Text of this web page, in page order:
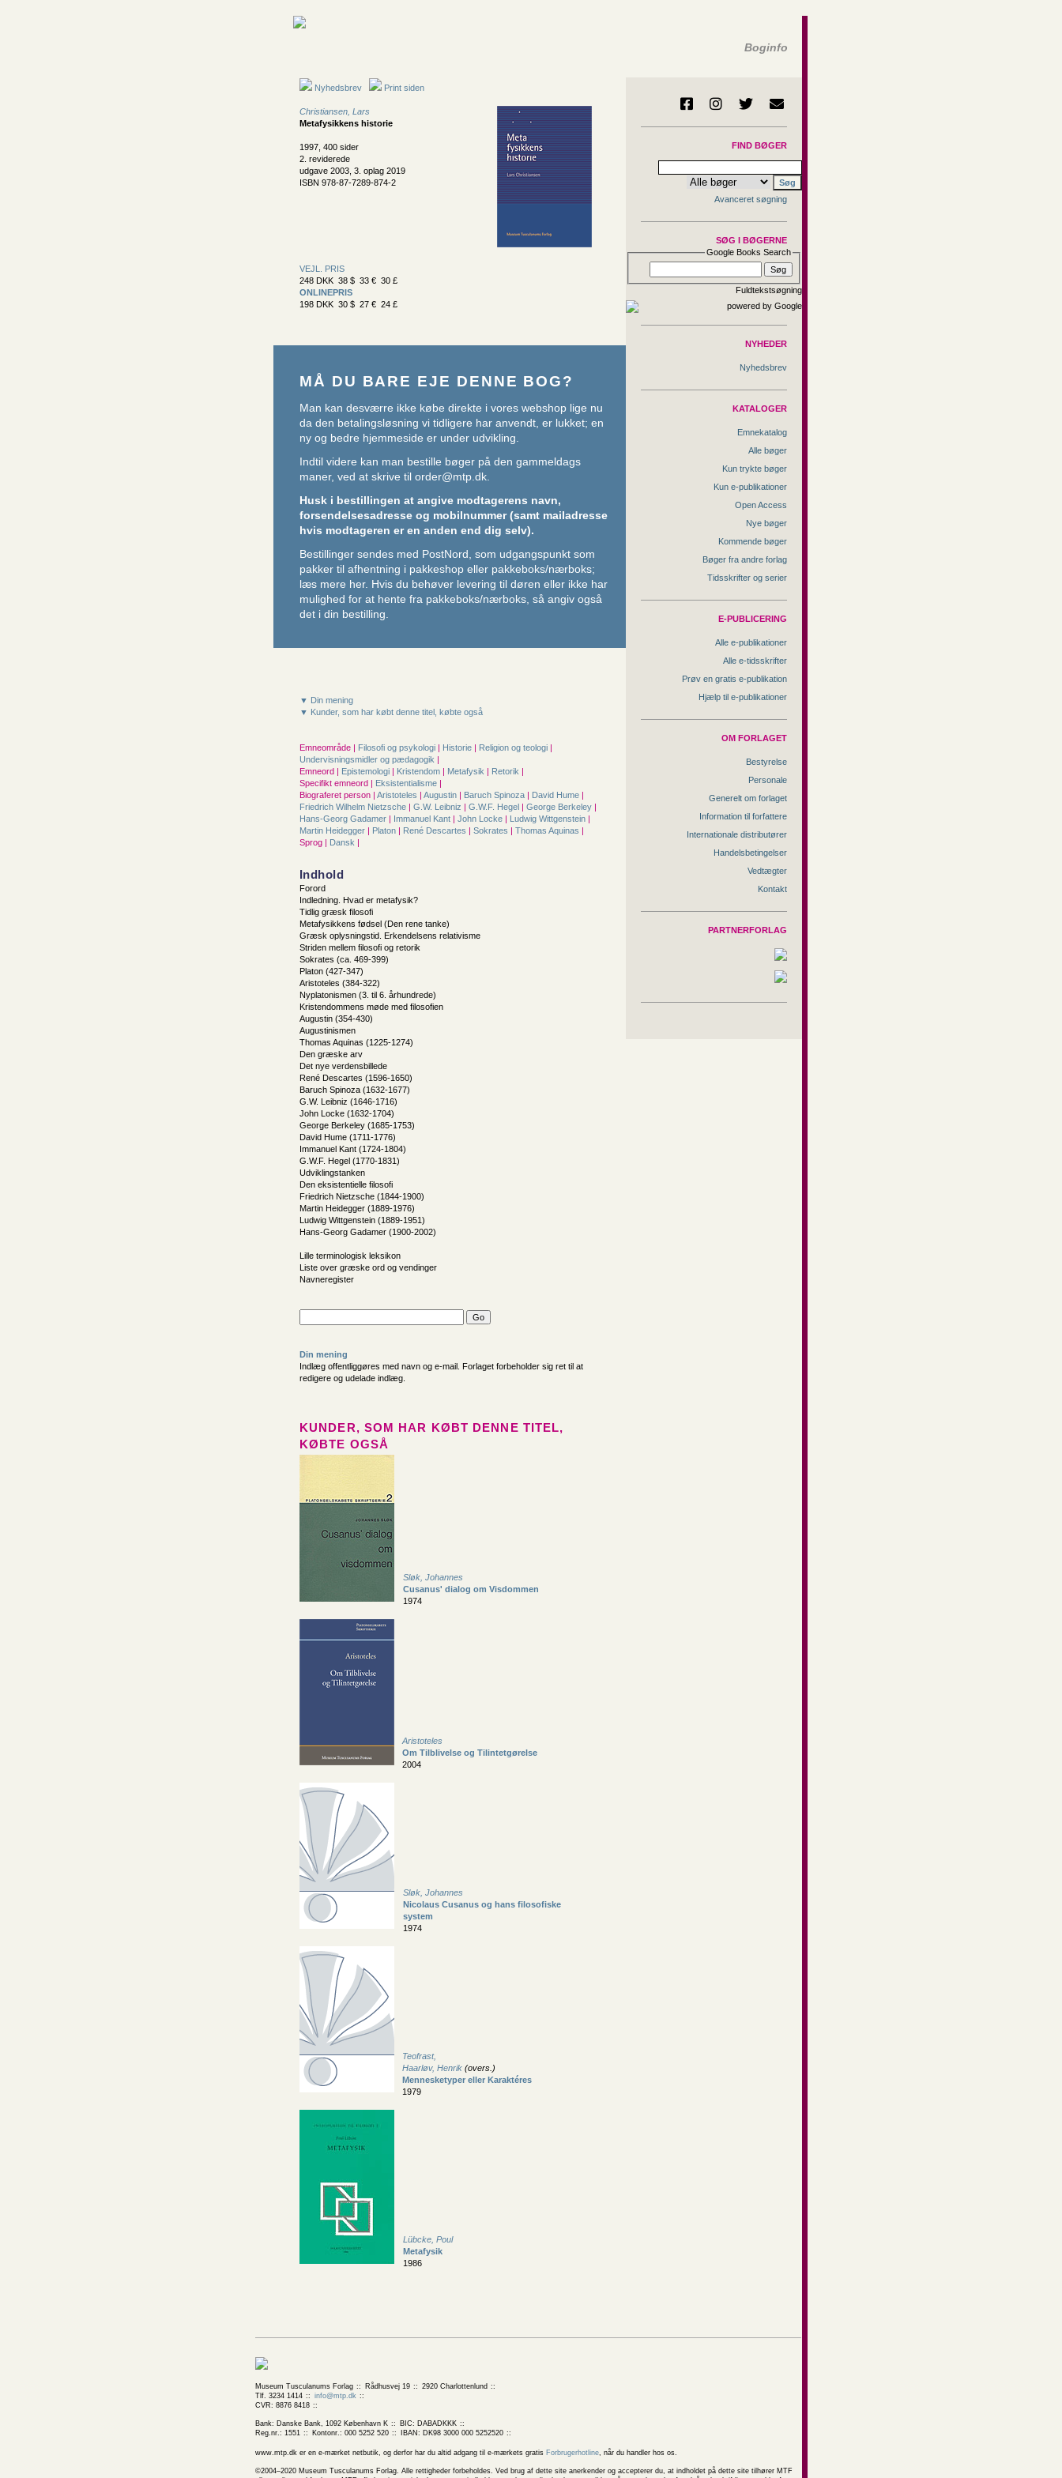
Boginfo
Nyhedsbrev Print siden
Christiansen, Lars
Metafysikkens historie
1997, 400 sider
2. reviderede
udgave 2003, 3. oplag 2019
ISBN 978-87-7289-874-2
VEJL. PRIS
248 DKK 38 $ 33 € 30 £
ONLINEPRIS
198 DKK 30 $ 27 € 24 £
MÅ DU BARE EJE DENNE BOG?
Man kan desværre ikke købe direkte i vores webshop lige nu
da den betalingsløsning vi tidligere har anvendt, er lukket; en
ny og bedre hjemmeside er under udvikling.
Indtil videre kan man bestille bøger på den gammeldags
maner, ved at skrive til order@mtp.dk.
Husk i bestillingen at angive modtagerens navn,
forsendelsesadresse og mobilnummer (samt mailadresse
hvis modtageren er en anden end dig selv).
Bestillinger sendes med PostNord, som udgangspunkt som
pakker til afhentning i pakkeshop eller pakkeboks/nærboks;
læs mere her. Hvis du behøver levering til døren eller ikke har
mulighed for at hente fra pakkeboks/nærboks, så angiv også
det i din bestilling.
▼ Din mening
▼ Kunder, som har købt denne titel, købte også
Emneområde | Filosofi og psykologi | Historie | Religion og teologi |
Undervisningsmidler og pædagogik |
Emneord | Epistemologi | Kristendom | Metafysik | Retorik |
Specifikt emneord | Eksistentialisme |
Biograferet person | Aristoteles | Augustin | Baruch Spinoza | David Hume |
Friedrich Wilhelm Nietzsche | G.W. Leibniz | G.W.F. Hegel | George Berkeley |
Hans-Georg Gadamer | Immanuel Kant | John Locke | Ludwig Wittgenstein |
Martin Heidegger | Platon | René Descartes | Sokrates | Thomas Aquinas |
Sprog | Dansk |
Indhold
Forord
Indledning. Hvad er metafysik?
Tidlig græsk filosofi
Metafysikkens fødsel (Den rene tanke)
Græsk oplysningstid. Erkendelsens relativisme
Striden mellem filosofi og retorik
Sokrates (ca. 469-399)
Platon (427-347)
Aristoteles (384-322)
Nyplatonismen (3. til 6. århundrede)
Kristendommens møde med filosofien
Augustin (354-430)
Augustinismen
Thomas Aquinas (1225-1274)
Den græske arv
Det nye verdensbillede
René Descartes (1596-1650)
Baruch Spinoza (1632-1677)
G.W. Leibniz (1646-1716)
John Locke (1632-1704)
George Berkeley (1685-1753)
David Hume (1711-1776)
Immanuel Kant (1724-1804)
G.W.F. Hegel (1770-1831)
Udviklingstanken
Den eksistentielle filosofi
Friedrich Nietzsche (1844-1900)
Martin Heidegger (1889-1976)
Ludwig Wittgenstein (1889-1951)
Hans-Georg Gadamer (1900-2002)
Lille terminologisk leksikon
Liste over græske ord og vendinger
Navneregister
Din mening
Indlæg offentliggøres med navn og e-mail. Forlaget forbeholder sig ret til at
redigere og udelade indlæg.
KUNDER, SOM HAR KØBT DENNE TITEL,
KØBTE OGSÅ
Sløk, Johannes
Cusanus' dialog om Visdommen
1974
Aristoteles
Om Tilblivelse og Tilintetgørelse
2004
Sløk, Johannes
Nicolaus Cusanus og hans filosofiske
system
1974
Teofrast,
Haarløv, Henrik (overs.)
Mennesketyper eller Karaktéres
1979
Lübcke, Poul
Metafysik
1986
FIND BØGER
Avanceret søgning
SØG I BØGERNE
Google Books Search
Fuldtekstsøgning
NYHEDER
Nyhedsbrev
KATALOGER
Emnekatalog
Alle bøger
Kun trykte bøger
Kun e-publikationer
Open Access
Nye bøger
Kommende bøger
Bøger fra andre forlag
Tidsskrifter og serier
E-PUBLICERING
Alle e-publikationer
Alle e-tidsskrifter
Prøv en gratis e-publikation
Hjælp til e-publikationer
OM FORLAGET
Bestyrelse
Personale
Generelt om forlaget
Information til forfattere
Internationale distributører
Handelsbetingelser
Vedtægter
Kontakt
PARTNERFORLAG
Museum Tusculanums Forlag Rådhusvej 19
2920 Charlottenlund
Tlf. 3234 1414
info@mtp.dk
CVR: 8876 8418
Bank: Danske Bank, 1092 København K
BIC: DABADKKK
Reg.nr.: 1551
Kontonr.: 000 5252 520 IBAN: DK98 3000 000 5252520
www.mtp.dk er en e-mærket netbutik, og derfor har du altid adgang til e-mærkets gratis Forbrugerhotline, når du handler hos os.
©2004–2020 Museum Tusculanums Forlag. Alle rettigheder forbeholdes. Ved brug af dette site anerkender og accepterer du, at indholdet på dette site tilhører MTF